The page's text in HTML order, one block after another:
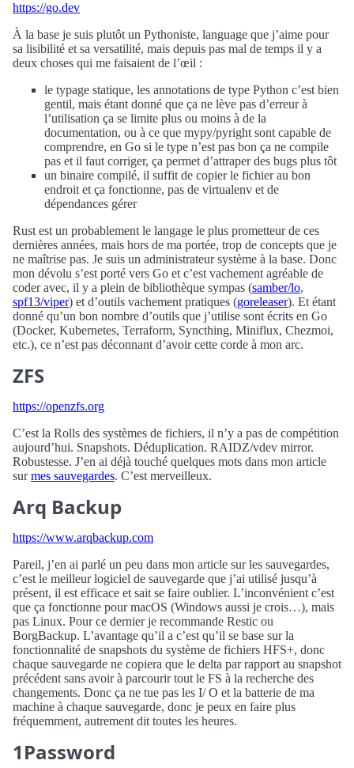
https://go.dev
À la base je suis plutôt un Pythoniste, language que j’aime pour
sa lisibilité et sa versatilité, mais depuis pas mal de temps il y a
deux choses qui me faisaient de l’œil :
le typage statique, les annotations de type Python c’est bien
gentil, mais étant donné que ça ne lève pas d’erreur à
l’utilisation ça se limite plus ou moins à de la
documentation, ou à ce que mypy/pyright sont capable de
comprendre, en Go si le type n’est pas bon ça ne compile
pas et il faut corriger, ça permet d’attraper des bugs plus tôt
un binaire compilé, il suffit de copier le fichier au bon
endroit et ça fonctionne, pas de virtualenv et de
dépendances gérer
Rust est un probablement le langage le plus prometteur de ces
dernières années, mais hors de ma portée, trop de concepts que je
ne maîtrise pas. Je suis un administrateur système à la base. Donc
mon dévolu s’est porté vers Go et c’est vachement agréable de
coder avec, il y a plein de bibliothèque sympas (samber/lo,
spf13/viper) et d’outils vachement pratiques (goreleaser). Et étant
donné qu’un bon nombre d’outils que j’utilise sont écrits en Go
(Docker, Kubernetes, Terraform, Syncthing, Miniflux, Chezmoi,
etc.), ce n’est pas déconnant d’avoir cette corde à mon arc.
ZFS
https://openzfs.org
C’est la Rolls des systèmes de fichiers, il n’y a pas de compétition
aujourd’hui. Snapshots. Déduplication. RAIDZ/vdev mirror.
Robustesse. J’en ai déjà touché quelques mots dans mon article
surmes sauvegardes. C’est merveilleux.
Arq Backup
https://www.arqbackup.com
Pareil, j’en ai parlé un peu dans mon article sur les sauvegardes,
c’est le meilleur logiciel de sauvegarde que j’ai utilisé jusqu’à
présent, il est efficace et sait se faire oublier. L’inconvénient c’est
que ça fonctionne pour macOS (Windows aussi je crois…), mais
pas Linux. Pour ce dernier je recommande Restic ou
BorgBackup. L’avantage qu’il a c’est qu’il se base sur la
fonctionnalité de snapshots du système de fichiers HFS+, donc
chaque sauvegarde ne copiera que le delta par rapport au snapshot
précédent sans avoir à parcourir tout le FS à la recherche des
changements. Donc ça ne tue pas les I/ O et la batterie de ma
machine à chaque sauvegarde, donc je peux en faire plus
fréquemment, autrement dit toutes les heures.
1Password